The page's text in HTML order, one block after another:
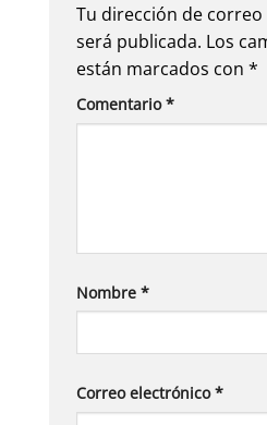
Tu dirección de
será publicada. Los
están marcados con *
Comentario*
Nombre *
Correo electrónico*